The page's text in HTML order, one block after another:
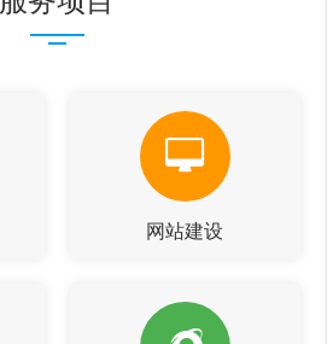
网站建设